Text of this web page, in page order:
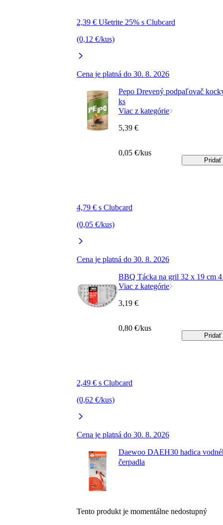
2,39 € Ušetrite 25% s Clubcard
(0,12 €/kus)
Cena je platná do 30. 8. 2026
Pepo Drevený podpaľovač
ks
Viac z kategórie
4,79 € s Clubcard
(0,05 €/kus)
Cena je platná do 30. 8. 2026
5,39 €
0,05 €/kus
Pridať
BBQ Tácka na gril 32 x 19 cm
Viac z kategórie
2,49 € s Clubcard
(0,62 €/kus)
Cena je platná do 30. 8. 2026
3,19 €
0,80 €/kus
Pridať
Daewoo DAEH30 hadica
čerpadla
Tento produkt je momentálne nedostupný